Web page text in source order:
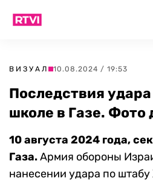
ВИЗУАЛ 10.08.2024 / 19:53
Последствия
школе в Газе. Фото
10 августа 2024 года,
Газа.Армия обороны
нанесении удара по